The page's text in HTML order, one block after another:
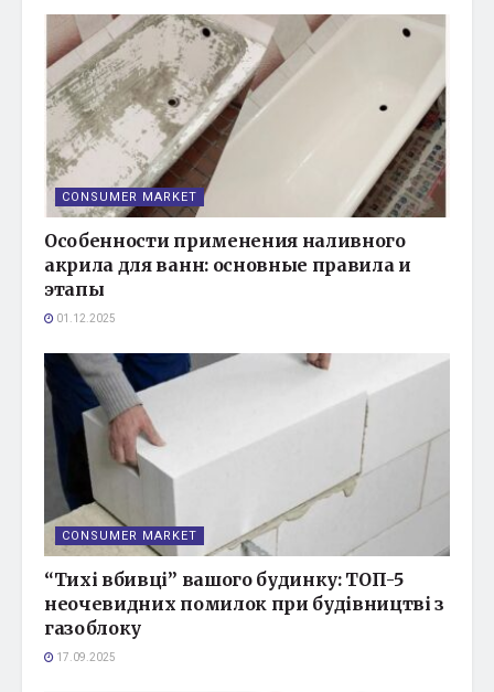
CONSUMER MARKET
Особенности применения наливного
акрила для ванн: основные правила и
этапы
01.12.2025
CONSUMER MARKET
“Тихі вбивці” вашого будинку: ТОП-5
неочевидних помилок при будівництві з
газоблоку
17.09.2025